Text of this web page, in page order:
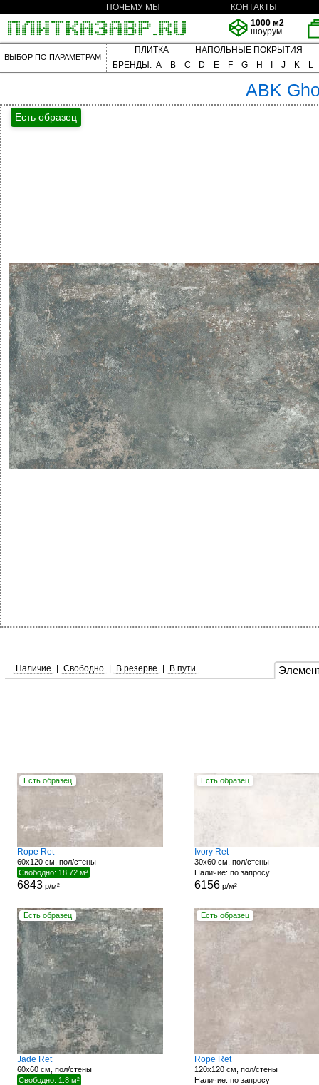
ПОЧЕМУ МЫ
КОНТАКТЫ
1000 м2
шоурум
ВЫБОР ПО ПАРАМЕТРАМ
ПЛИТКА
НАПОЛЬНЫЕ ПОКРЫТИЯ
БРЕНДЫ: A B C D E F G H J K L
ABK
Есть образец
Наличие Свободно В резерве В пути
Есть образец
Rope Ret
60x120 см, пол/стены
Свободно: 18.72 м²
6843р/м²
Есть образец
Ivory Ret
30x60 см, пол/стены
Наличие: по запросу
6156р/м²
Есть образец
Jade Ret
60x60 см, пол/стены
Свободно: 1.8 м²
Есть образец
Rope Ret
120x120 см, пол/стены
Наличие: по запросу